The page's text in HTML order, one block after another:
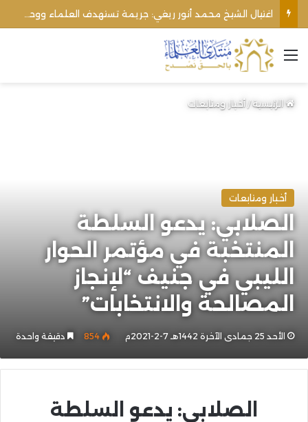
القائمة
الرئيسية/أخبار ومتابعات
أخبار ومتابعات
الصلابي: يدعو السلطة
المنتخبة في مؤتمر الحوار
الليبي في جنيف “لإنجاز
المصالحة والانتخابات”
الأحد 25 جمادى الآخرة 1442هـ 7-2-2021م 854 دقيقة واحدة
الصلابي: يدعو السلطة